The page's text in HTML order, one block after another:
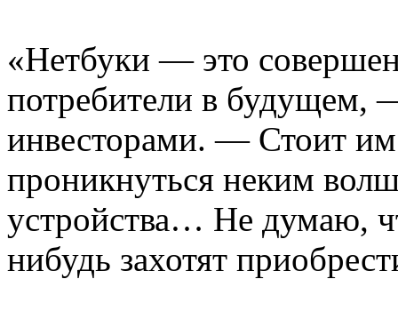
«Нетбуки — это
потребители в будущем,
инвесторами. — Стоит им
проникнуться неким
устройства… Не думаю,
нибудь захотят